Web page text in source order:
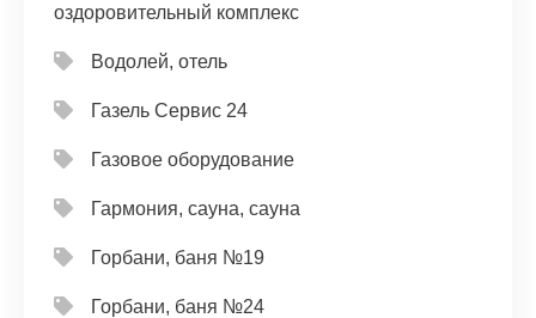
оздоровительный комплекс
Водолей, отель
Газель Сервис 24
Газовое оборудование
Гармония, сауна, сауна
Горбани, баня №19
Горбани, баня №24